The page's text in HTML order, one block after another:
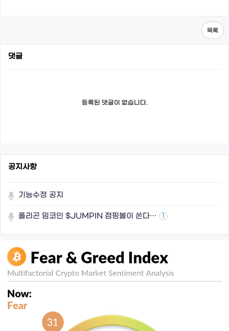
목록
댓글
등록된 댓글이 없습니다.
공지사항
기능수정 공지
폴리곤 밈코인 $JUMPIN 점핑볼이 쏜다… 1